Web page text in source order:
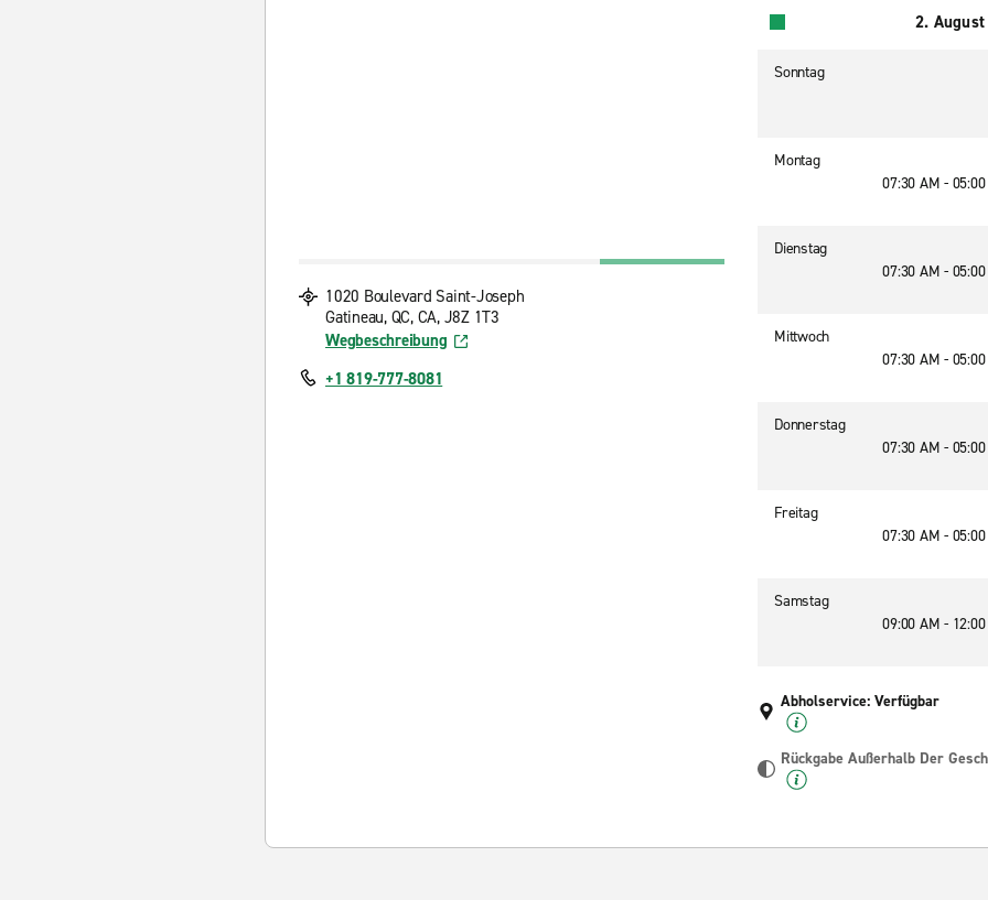
1020 Boulevard Saint-Joseph
Gatineau, QC, CA, J8Z 1T3
Wegbeschreibung
+1 819-777-8081
2.
Sonntag
Montag
07:30 AM -
Dienstag
07:30 AM -
Mittwoch
07:30 AM -
Donnerstag
07:30 AM -
Freitag
07:30 AM -
Samstag
09:00 AM -
Abholservice: Verfügbar
Rückgabe Außerhalb Der